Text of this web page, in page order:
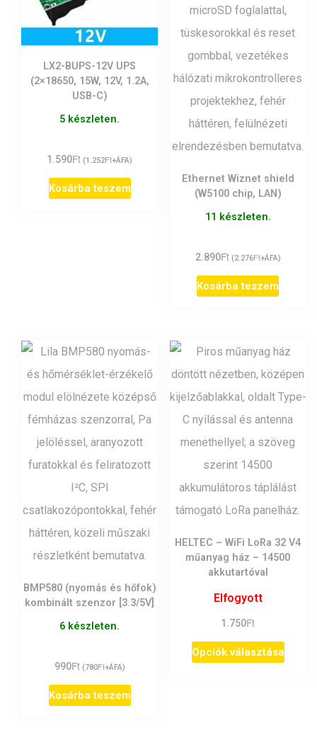
LX2-BUPS-12V UPS
(2×18650, 15W, 12V, 1.2A,
USB-C)
5 készleten.
1.590Ft (1.252Ft+ÁFA)
Kosárba teszem
Ethernet Wiznet shield
(W5100 chip, LAN)
11 készleten.
2.890Ft (2.276Ft+ÁFA)
Kosárba teszem
BMP580 (nyomás és hőfok)
kombinált szenzor [3.3/5V]
6 készleten.
990Ft (780Ft+ÁFA)
Kosárba teszem
HELTEC – WiFi LoRa 32 V4
műanyag ház – 14500
akkutartóval
Elfogyott
1.750Ft
Opciók választásaEnnek